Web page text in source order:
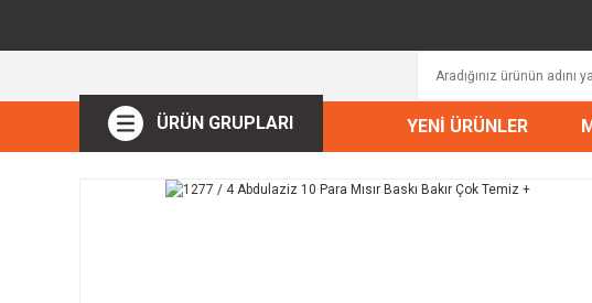
ÜRÜN GRUPLARI YENİ ÜRÜNLER